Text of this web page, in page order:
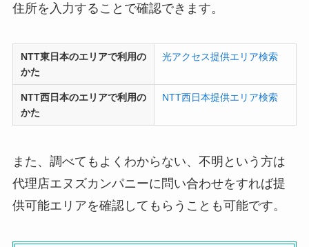
住所を入力することで確認できます。
NTT東日本のエリアで利用の
かた
光アクセス提供エリア検索
NTT西日本のエリアで利用の
かた
NTT西日本提供エリア検索
また、調べてもよくわからない、不明という方は
代理店エヌズカンパニーに問い合わせをすれば提
供可能エリアを確認してもらうことも可能です。